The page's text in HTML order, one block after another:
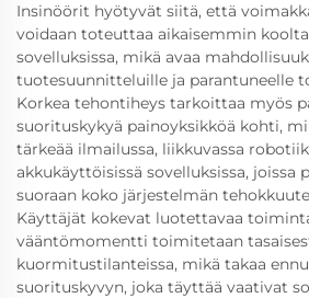
Insinöörit hyötyvät siitä, että
voidaan toteuttaa aikaisemmin
sovelluksissa, mikä avaa
tuotesuunnitteluille ja parantuneelle
Korkea tehontiheys tarkoittaa myös
suorituskykyä painoyksikköä kohti,
tärkeää ilmailussa, liikkuvassa
akkukäyttöisissä sovelluksissa, joissa
suoraan koko järjestelmän
Käyttäjät kokevat luotettavaa
vääntömomentti toimitetaan
kuormitustilanteissa, mikä takaa
suorituskyvyn, joka täyttää vaativat